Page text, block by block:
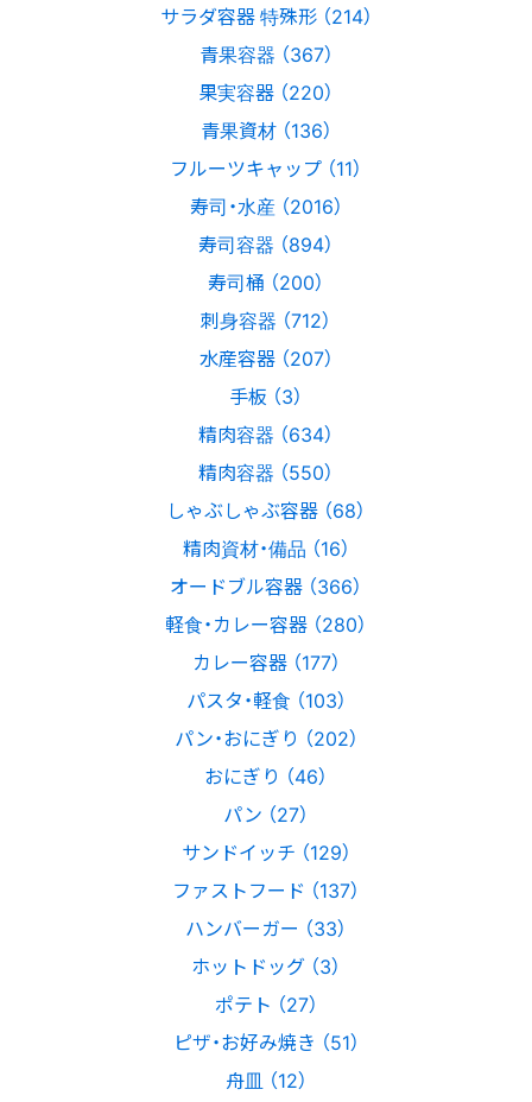
サラダ容器 特殊形 （214）
青果容器 （367）
果実容器 （220）
青果資材 （136）
フルーツキャップ （11）
寿司・水産 （2016）
寿司容器 （894）
寿司桶 （200）
刺身容器 （712）
水産容器 （207）
手板 （3）
精肉容器 （634）
精肉容器 （550）
しゃぶしゃぶ容器 （68）
精肉資材・備品 （16）
オードブル容器 （366）
軽食・カレー容器 （280）
カレー容器 （177）
パスタ・軽食 （103）
パン・おにぎり （202）
おにぎり （46）
パン （27）
サンドイッチ （129）
ファストフード （137）
ハンバーガー （33）
ホットドッグ （3）
ポテト （27）
ピザ・お好み焼き （51）
舟皿 （12）